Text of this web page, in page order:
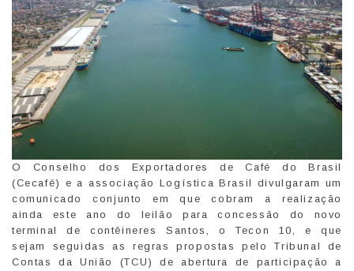
O Conselho dos Exportadores de Café do Brasil
(Cecafé) e a associação Logística Brasil divulgaram um
comunicado conjunto em que cobram a realização
ainda este ano do leilão para concessão do novo
terminal de contêineres Santos, o Tecon 10, e que
sejam seguidas as regras propostas pelo Tribunal de
Contas da União (TCU) de abertura de participação a